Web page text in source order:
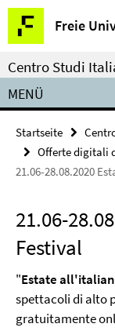
Springe
direkt
zu
Inhalt
Freie
Service-
Navigation
Centro Studi
MENÜ
Startseite
Offerte digitali
21.06-28.08.2020
21.06-
Festival
"Estate
spettacoli di alto
gratuitamente